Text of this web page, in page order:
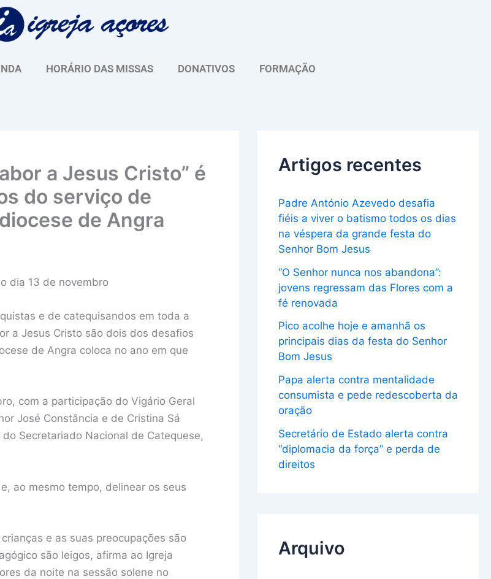
HORÁRIO DAS MISSAS DONATIVOS FORMAÇÃO
a Jesus Cristo” é
do serviço de
de Angra
dia 13 de novembro
e de catequisandos em toda a
a Jesus Cristo são dois dos desafios
de Angra coloca no ano em que
com a participação do Vigário Geral
José Constância e de Cristina Sá
Secretariado Nacional de Catequese,
ao mesmo tempo, delinear os seus
e as suas preocupações são
são leigos, afirma ao Igreja
da noite na sessão solene no
Artigos recentes
Padre António Azevedo desafia
fiéis a viver o batismo todos os dias
na véspera da grande festa do
Senhor Bom Jesus
“O Senhor nunca nos abandona”:
jovens regressam das Flores com a
fé renovada
Pico acolhe hoje e amanhã os
principais dias da festa do Senhor
Bom Jesus
Papa alerta contra mentalidade
consumista e pede redescoberta da
oração
Secretário de Estado alerta contra
“diplomacia da força” e perda de
direitos
Arquivo
u